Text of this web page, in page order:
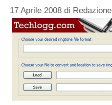
17 Aprile 2008 di Redazione